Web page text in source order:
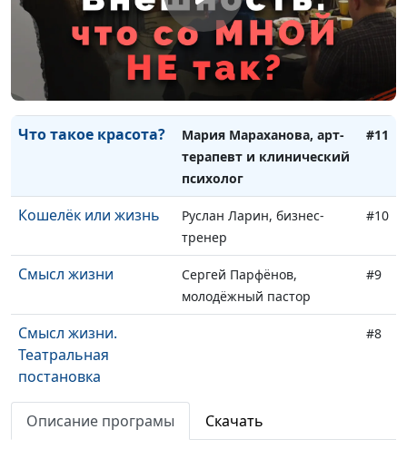
Как обрести силы в
мире страданий?
Мария Мараханова,
Александр Синицын
#13
Если Бог добрый,
откуда в мире зло?
Александр Синицын,
священнослужитель
Что такое красота?
Мария Мараханова, арт-
терапевт и клинический
психолог
#11
Кошелёк или жизнь
Руслан Ларин, бизнес-
тренер
#10
Смысл жизни
Сергей Парфёнов,
молодёжный пастор
#9
Смысл жизни.
Театральная
постановка
#8
Почитай отца и
Мария Вачева, психолог,
магистр семейного
Описание програмы Скачать